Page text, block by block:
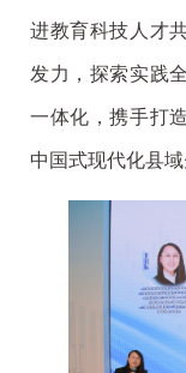
进教育科技人才
发力，探索实践
一体化，携手打
中国式现代化县域